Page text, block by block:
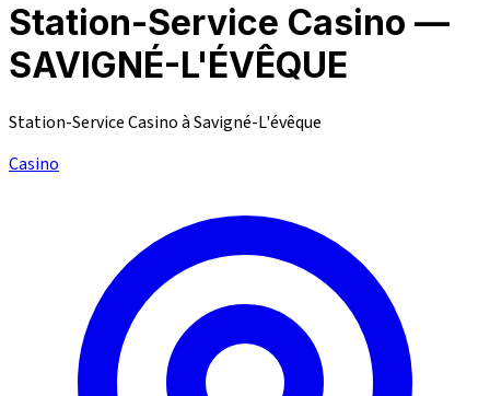
Station-Service Casino —
SAVIGNÉ-L'ÉVÊQUE
Station-Service Casino à Savigné-L'évêque
Casino